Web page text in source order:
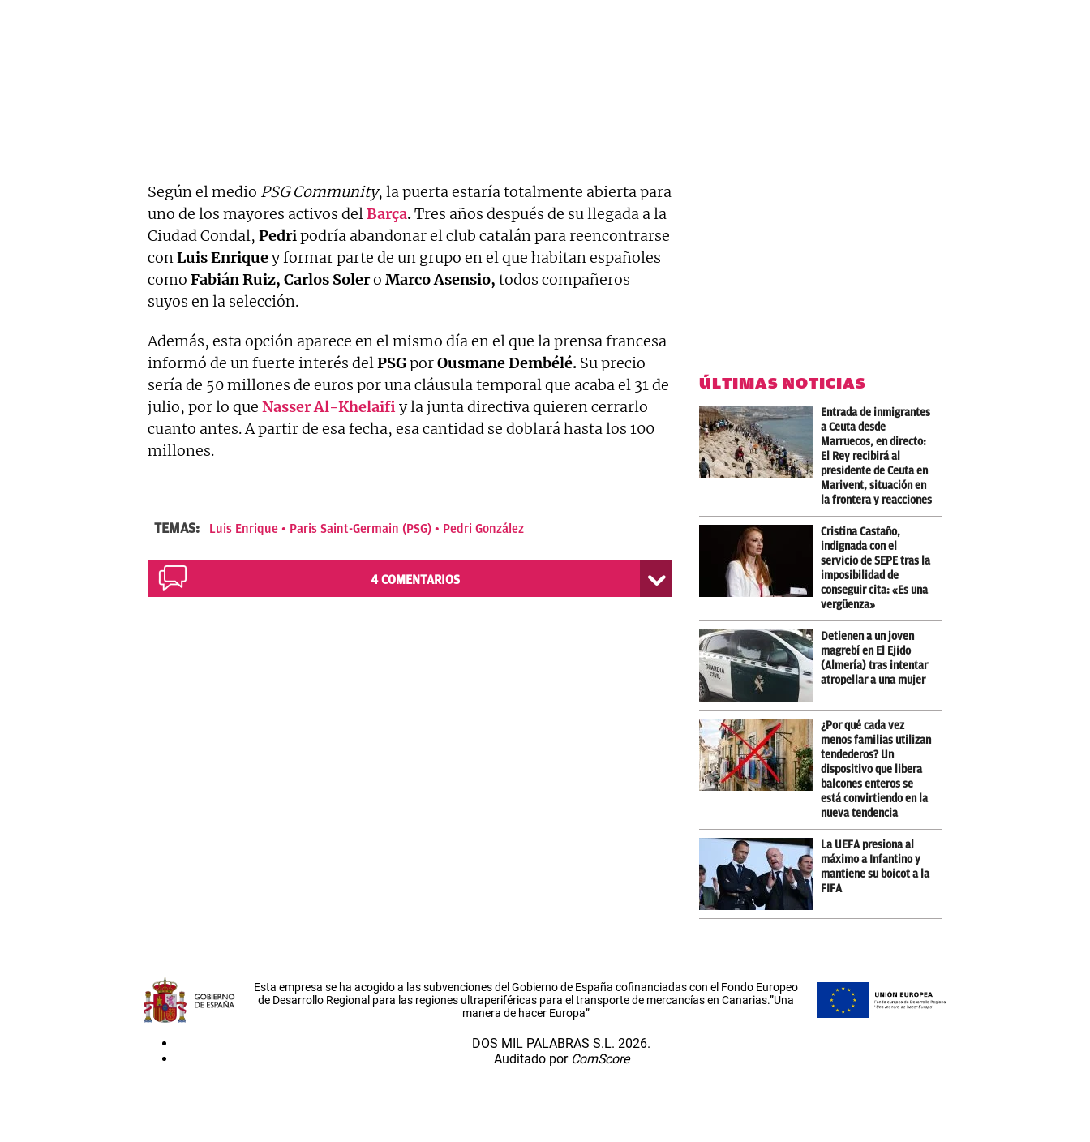
Según el medio PSG Community, la puerta estaría totalmente abierta para
uno de los mayores activos delBarça.Tres años después de su llegada a la
Ciudad Condal, Pedripodría abandonar el club catalán para reencontrarse
conLuis Enriquey formar parte de un grupo en el que habitan españoles
como Fabián Ruiz, Carlos Solero Marco Asensio, todos compañeros
suyos en la selección.
Además, esta opción aparece en el mismo día en el que la prensa francesa
informó de un fuerte interés delPSGporOusmane Dembélé. Su precio
sería de 50 millones de euros por una cláusula temporal que acaba el 31 de
julio, por lo que Nasser Al-Khelaifiy la junta directiva quieren cerrarlo
cuanto antes. A partir de esa fecha, esa cantidad se doblará hasta los 100
millones.
TEMAS: Luis Enrique Paris Saint-Germain (PSG) Pedri González
4COMENTARIOS
ÚLTIMAS NOTICIAS
Entrada de inmigrantes
a Ceuta desde
Marruecos, en directo:
El Rey recibirá al
presidente de Ceuta en
Marivent, situación en
la frontera y reacciones
Cristina Castaño,
indignada con el
servicio de SEPE tras la
imposibilidad de
conseguir cita: «Es una
vergüenza»
Detienen a un joven
magrebí en El Ejido
(Almería) tras intentar
atropellar a una mujer
¿Por qué cada vez
menos familias utilizan
tendederos? Un
dispositivo que libera
balcones enteros se
está convirtiendo en la
nueva tendencia
La UEFA presiona al
máximo a Infantino y
mantiene su boicot a la
FIFA
Esta empresa se ha acogido a las subvenciones del Gobierno de España cofinanciadas con el Fondo Europeo
de Desarrollo Regional para las regiones ultraperiféricas para el transporte de mercancías en Canarias.”Una
manera de hacer Europa”
DOS MIL PALABRAS S.L. 2026.
Auditado por ComScore